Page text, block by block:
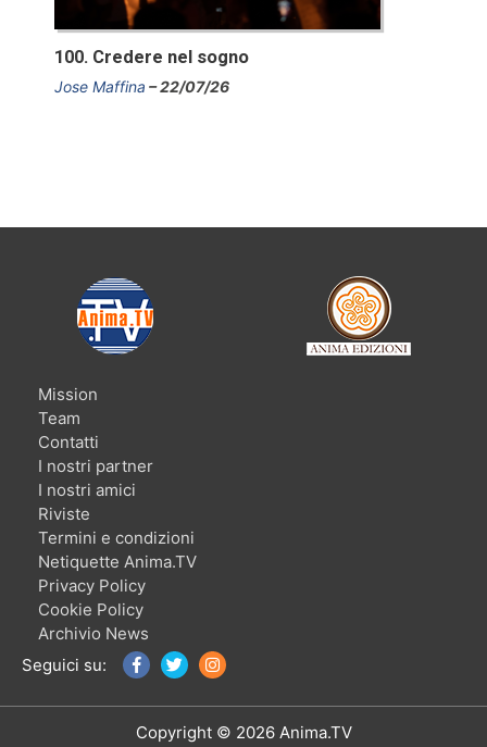
100. Credere nel sogno
Jose Maffina 22/07/26
Mission
Team
Contatti
I nostri partner
I nostri amici
Riviste
Termini e condizioni
Netiquette Anima.TV
Privacy Policy
Cookie Policy
Archivio News
Seguici su:
Copyright © 2026 Anima.TV